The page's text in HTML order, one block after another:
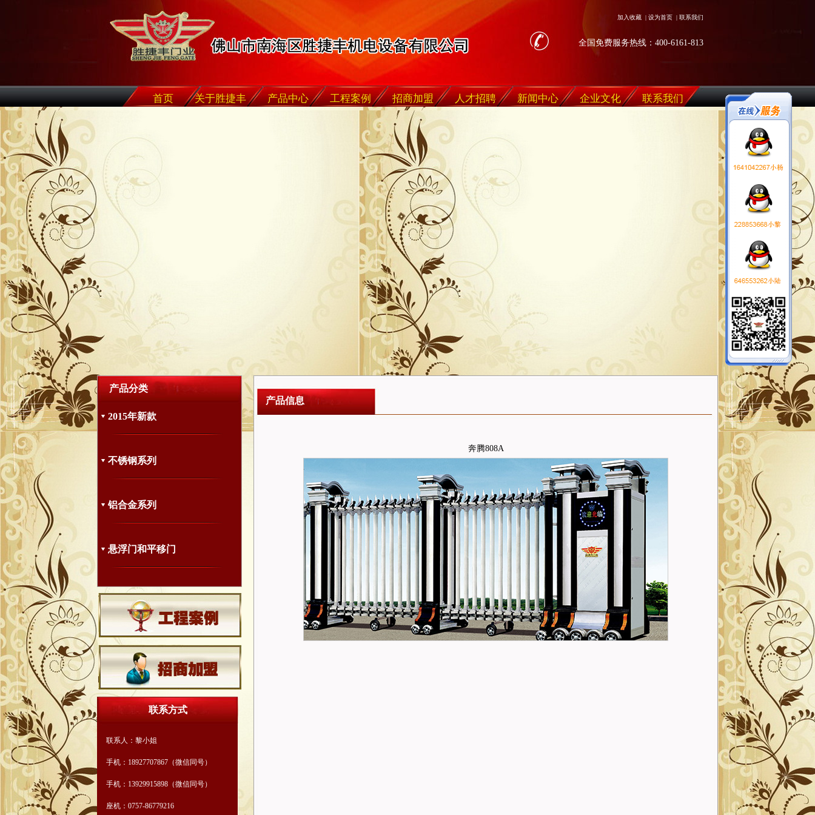
加入收藏 | 设为首页 | 联系我们
全国免费服务热线：400-6161-813
首页 关于胜捷丰 产品中心 工程案例 招商加盟 人才招聘 新闻中心 企业文化 联系我们
产品分类
2015年新款
不锈钢系列
铝合金系列
悬浮门和平移门
联系方式
联系人：黎小姐
手机：18927707867（微信同号）
手机：13929915898（微信同号）
座机：0757-86779216
产品信息
奔腾808A